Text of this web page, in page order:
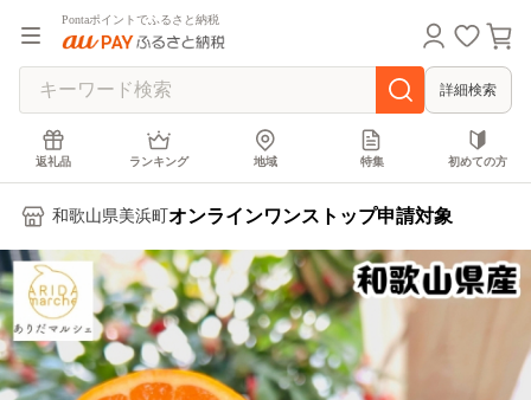
Pontaポイントでふるさと納税
詳細検索
返礼品 ランキング 地域 特集 初めての方
和歌山県美浜町 オンラインワンストップ申請対象